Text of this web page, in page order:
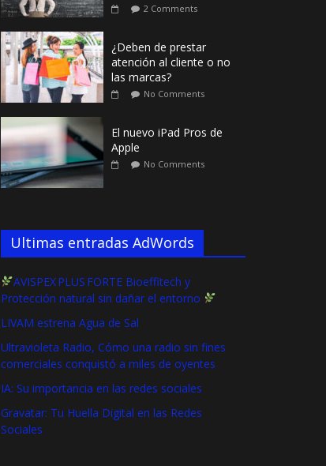
2 Comments
¿Deben de prestar
atención al cliente o no
las marcas?
No Comments
El nuevo iPad Pros de
Apple
No Comments
Ultimas entradas AdWords
AVISPEX PLUS FORTE Bioeffitech y
Protección natural sin dañar el entorno
LIVAM estrena Agua de Sal
Ultravioleta Radio, Cómo una radio sin fines
comerciales conquistó a miles de oyentes
IA: Su importancia en las redes sociales
Gravatar: Tu Huella Digital en las Redes
Sociales